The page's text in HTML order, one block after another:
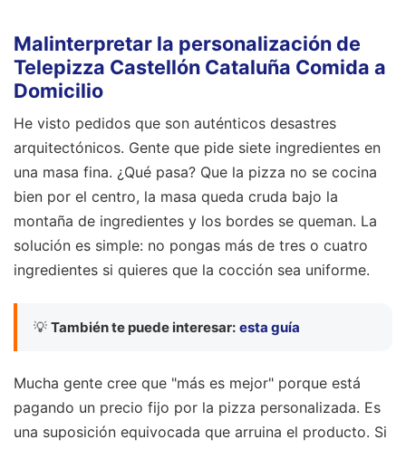
Malinterpretar la personalización de
Telepizza Castellón Cataluña Comida a
Domicilio
He visto pedidos que son auténticos desastres
arquitectónicos. Gente que pide siete ingredientes en
una masa fina. ¿Qué pasa? Que la pizza no se cocina
bien por el centro, la masa queda cruda bajo la
montaña de ingredientes y los bordes se queman. La
solución es simple: no pongas más de tres o cuatro
ingredientes si quieres que la cocción sea uniforme.
💡 También te puede interesar: esta guía
Mucha gente cree que "más es mejor" porque está
pagando un precio fijo por la pizza personalizada. Es
una suposición equivocada que arruina el producto. Si